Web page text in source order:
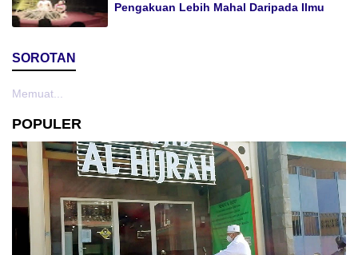
Pengakuan Lebih Mahal Daripada Ilmu
SOROTAN
Memuat...
POPULER